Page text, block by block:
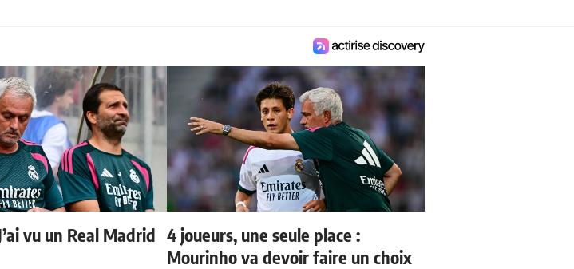
vu un Real Madrid 4 joueurs, une seule place :
Mourinho va devoir faire un choix